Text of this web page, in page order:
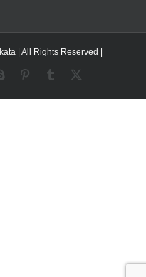
| All Rights Reserved |
Skype PinterestTumblr